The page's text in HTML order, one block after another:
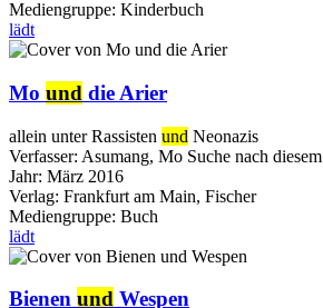
Mediengruppe: Kinderbuch
lädt
Mo und die Arier
allein unter Rassisten und Neonazis
Verfasser: Asumang, Mo Suche nach
Jahr: März 2016
Verlag: Frankfurt am Main, Fischer
Mediengruppe: Buch
lädt
Bienen und Wespen